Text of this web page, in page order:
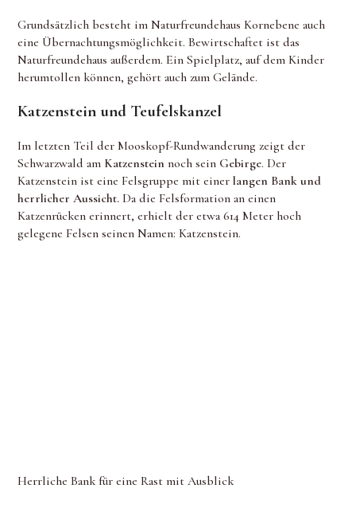
Grundsätzlich besteht im Naturfreundehaus Kornebene auch
eine Übernachtungsmöglichkeit. Bewirtschaftet ist das
Naturfreundehaus außerdem. Ein Spielplatz, auf dem Kinder
herumtollen können, gehört auch zum Gelände.
Katzenstein und Teufelskanzel
Im letzten Teil der Mooskopf-Rundwanderung zeigt der
Schwarzwald am Katzensteinnoch sein Gebirge. Der
Katzenstein ist eine Felsgruppe mit einerlangen Bank und
herrlicher Aussicht. Da die Felsformation an einen
Katzenrücken erinnert, erhielt der etwa 614 Meter hoch
gelegene Felsen seinen Namen: Katzenstein.
Herrliche Bank für eine Rast mit Ausblick